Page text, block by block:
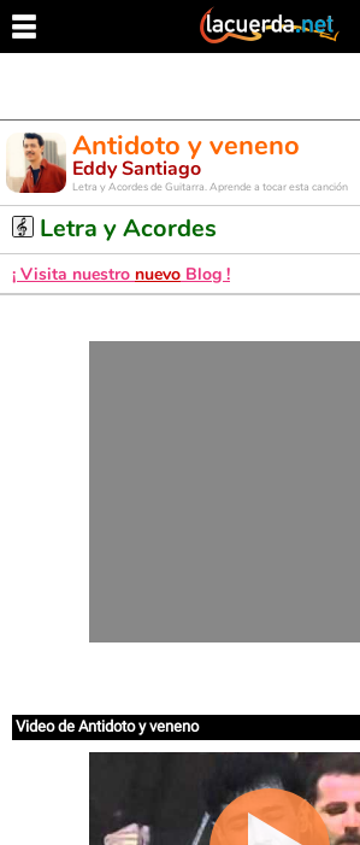
Antidoto y veneno
Eddy Santiago
Letra y Acordes de Guitarra. Aprende a tocar esta canción
Letra y Acordes
¡ Visita nuestro nuevo Blog !
Video de Antidoto y veneno